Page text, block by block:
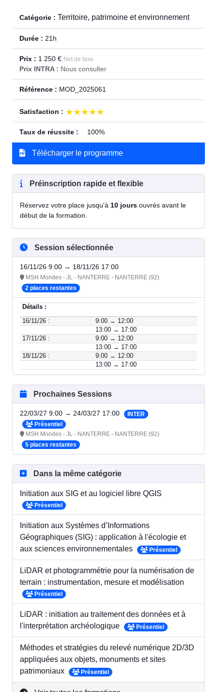
Catégorie : Territoire, patrimoine et environnement
Durée : 21h
Prix : 1 250 € Net de taxe
Prix INTRA : Nous consulter
Référence : MOD_2025061
Satisfaction : ★★★★★
★★★★★
Taux de réussite : 100%
Télécharger le programme
Préinscription rapide et flexible
Réservez votre place jusqu'à 10 jours ouvrés avant le
début de la formation.
Session sélectionnée
16/11/26 9:00 → 18/11/26 17:00
MSH Mondes - JL - NANTERRE - NANTERRE (92)
2 places restantes
Détails :
16/11/26 :
9:00 → 12:00
13:00 → 17:00
17/11/26 :
9:00 → 12:00
13:00 → 17:00
18/11/26 :
9:00 → 12:00
13:00 → 17:00
Prochaines Sessions
22/03/27 9:00 → 24/03/27 17:00
INTER
Présentiel
MSH Mondes - JL - NANTERRE - NANTERRE (92)
5 places restantes
Dans la même catégorie
Initiation aux SIG et au logiciel libre QGIS
Présentiel
Initiation aux Systèmes d’Informations
Géographiques (SIG) : application à l'écologie et
aux sciences environnementales
Présentiel
LiDAR et photogrammétrie pour la numérisation de
terrain : instrumentation, mesure et modélisation
Présentiel
LiDAR : initiation au traitement des données et à
l'interprétation archéologique
Présentiel
Méthodes et stratégies du relevé numérique 2D/3D
appliquées aux objets, monuments et sites
patrimoniaux
Présentiel